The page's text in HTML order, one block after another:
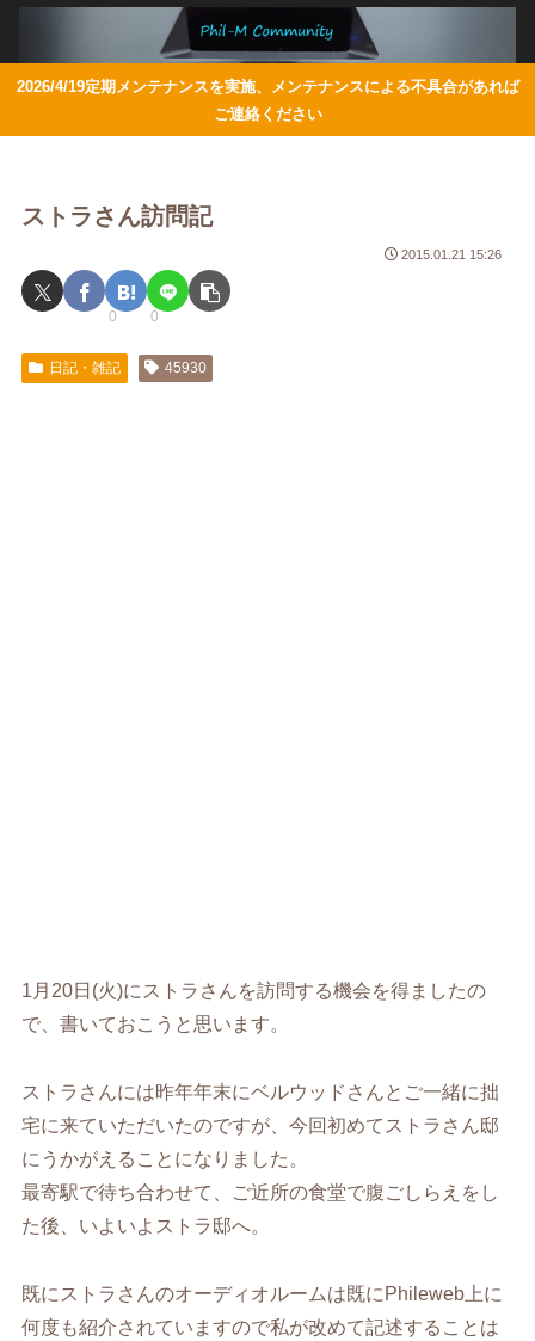
2026/4/19定期メンテナンスを実施、メンテナンスによる不具合があれば
ご連絡ください
ストラさん訪問記
2015.01.21 15:26
0 0
日記・雑記 45930
1月20日(火)にストラさんを訪問する機会を得ましたの
で、書いておこうと思います。
ストラさんには昨年年末にベルウッドさんとご一緒に拙
宅に来ていただいたのですが、今回初めてストラさん邸
にうかがえることになりました。
最寄駅で待ち合わせて、ご近所の食堂で腹ごしらえをし
た後、いよいよストラ邸へ。
既にストラさんのオーディオルームは既にPhileweb上に
何度も紹介されていますので私が改めて記述することは